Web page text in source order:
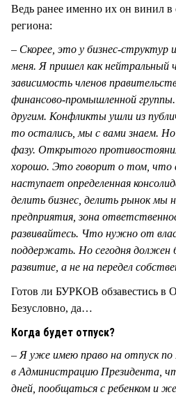
Ведь ранее именно их он винил
региона:
– Скорее, это у бизнес-структур
меня. Я пришел как нейтральный
зависимость членов
финансово-промышленной
другим. Конфликты ушли из
то остались, мы с вами знаем.
фазу. Открытого
хорошо. Это говорит о том, что
наступает определенная
делить бизнес, делить рынок мы
предприятия, зона
развивайтесь. Что нужно от
поддержать. Но сегодня должен
развитие, а не на передел
Готов ли БУРКОВ обзавестись в
Безусловно, да…
Когда будет отпуск?
– Я уже имею право на отпуск
в Администрацию Президента,
дней, пообщаться с ребенком и